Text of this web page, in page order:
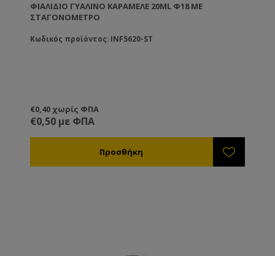
ΦΙΆΛΙΔΙΟ ΓΥΆΛΙΝΟ ΚΑΡΑΜΕΛΈ 20ML Φ18 ΜΕ
ΣΤΑΓΟΝΌΜΕΤΡΟ
Κωδικός προϊόντος: INF5620-ST
€0,40 χωρίς ΦΠΑ
€0,50 με ΦΠΑ